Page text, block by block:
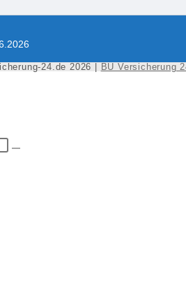
24.de 2026 | BU Versicherung